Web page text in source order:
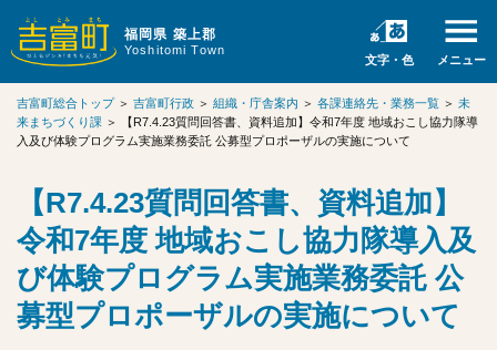
福岡県 築上郡
Yoshitomi Town
文字・色 メニュー
吉富町総合トップ＞ 吉富町行政 ＞ 組織・庁舎案内 ＞ 各課連絡先・業務一覧 ＞ 未
来まちづくり課 ＞
【R7.4.23質問回答書、資料追加】令和7年度 地域おこし協力隊導
入及び体験プログラム実施業務委託 公募型プロポーザルの実施について
【R7.4.23質問回答書、資料追加】
令和7年度 地域おこし協力隊導入及
び体験プログラム実施業務委託 公
募型プロポーザルの実施について